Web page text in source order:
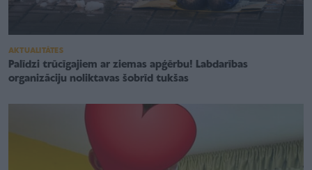
AKTUALITĀTES
Palīdzi trūcīgajiem ar ziemas apģērbu! Labdarības
organizāciju noliktavas šobrīd tukšas